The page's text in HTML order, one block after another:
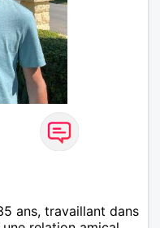
ans, travaillant dans